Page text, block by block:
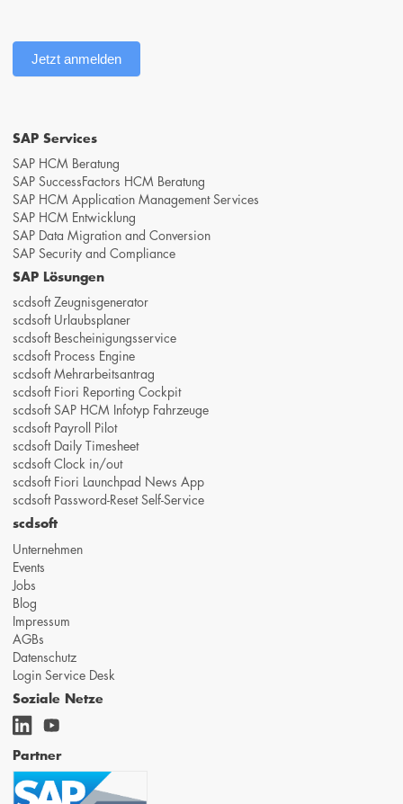
Jetzt anmelden
SAP Services
SAP HCM Beratung
SAP SuccessFactors HCM Beratung
SAP HCM Application Management Services
SAP HCM Entwicklung
SAP Data Migration and Conversion
SAP Security and Compliance
SAP Lösungen
scdsoft Zeugnisgenerator
scdsoft Urlaubsplaner
scdsoft Bescheinigungsservice
scdsoft Process Engine
scdsoft Mehrarbeitsantrag
scdsoft Fiori Reporting Cockpit
scdsoft SAP HCM Infotyp Fahrzeuge
scdsoft Payroll Pilot
scdsoft Daily Timesheet
scdsoft Clock in/out
scdsoft Fiori Launchpad News App
scdsoft Password-Reset Self-Service
scdsoft
Unternehmen
Events
Jobs
Blog
Impressum
AGBs
Datenschutz
Login Service Desk
Soziale Netze
Partner